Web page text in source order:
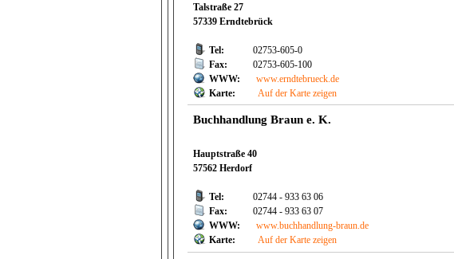
Talstraße 27
57339 Erndtebrück
Tel:
02753-605-0
Fax:
02753-605-100
WWW:
www.erndtebrueck.de
Karte:
Auf der Karte zeigen
Buchhandlung Braun e. K.
Hauptstraße 40
57562 Herdorf
Tel:
02744 - 933 63 06
Fax:
02744 - 933 63 07
WWW:
www.buchhandlung-braun.de
Karte:
Auf der Karte zeigen